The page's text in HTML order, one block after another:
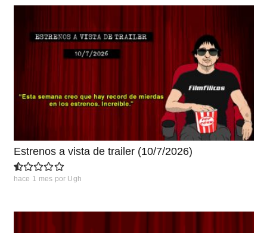
Estrenos a vista de trailer (10/7/2026)
hace 1 mes por Ugh